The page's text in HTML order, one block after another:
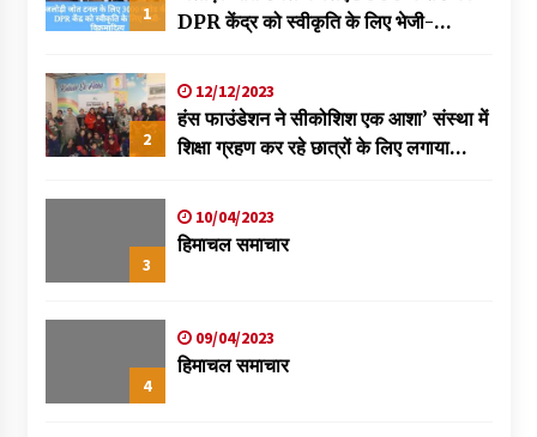
1
DPR केंद्र को स्वीकृति के लिए भेजी-
2
12/12/2023
हंस फाउंडेशन ने सीकोशिश एक आशा’ संस्था में
शिक्षा ग्रहण कर रहे छात्रों के लिए लगाया
3
10/04/2023
हिमाचल समाचार
4
09/04/2023
हिमाचल समाचार